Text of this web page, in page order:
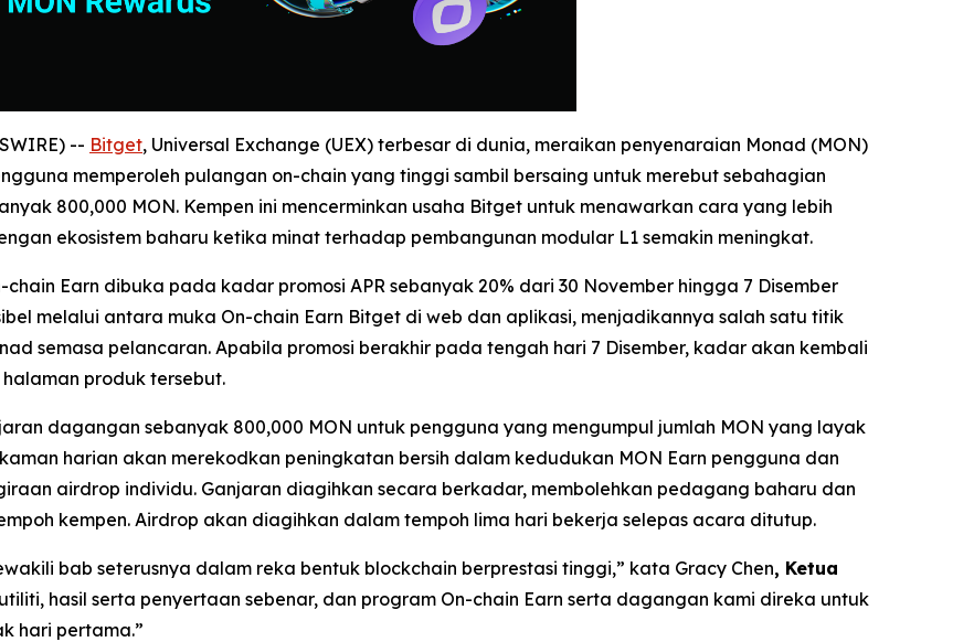
-- Bitget, Universal Exchange (UEX) terbesar di dunia, meraikan penyenaraian Monad (MON)
memperoleh pulangan on-chain yang tinggi sambil bersaing untuk merebut sebahagian
800,000 MON. Kempen ini mencerminkan usaha Bitget untuk menawarkan cara yang lebih
ekosistem baharu ketika minat terhadap pembangunan modular L1 semakin meningkat.
Earn dibuka pada kadar promosi APR sebanyak 20% dari 30 November hingga 7 Disember
melalui antara muka On-chain Earn Bitget di web dan aplikasi, menjadikannya salah satu titik
semasa pelancaran. Apabila promosi berakhir pada tengah hari 7 Disember, kadar akan kembali
produk tersebut.
dagangan sebanyak 800,000 MON untuk pengguna yang mengumpul jumlah MON yang layak
harian akan merekodkan peningkatan bersih dalam kedudukan MON Earn pengguna dan
airdrop individu. Ganjaran diagihkan secara berkadar, membolehkan pedagang baharu dan
kempen. Airdrop akan diagihkan dalam tempoh lima hari bekerja selepas acara ditutup.
bab seterusnya dalam reka bentuk blockchain berprestasi tinggi,” kata Gracy Chen, Ketua
hasil serta penyertaan sebenar, dan program On-chain Earn serta dagangan kami direka untuk
hari pertama.”